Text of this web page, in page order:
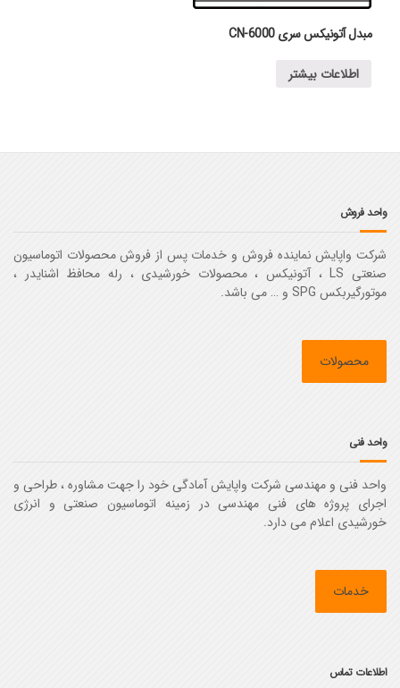
مبدل آتونیکس سری CN-6000
اطلاعات بیشتر
واحد فروش
شرکت واپایش نماینده فروش و خدمات پس از فروش محصولات اتوماسیون
صنعتی LS ، آتونیکس ، محصولات خورشیدی ، رله محافظ اشنایدر ،
موتورگیربکس SPG و … می باشد.
محصولات
واحد فنی
واحد فنی و مهندسی شرکت واپایش آمادگی خود را جهت مشاوره ، طراحی و
اجرای پروژه های فنی مهندسی در زمینه اتوماسیون صنعتی و انرژی
خورشیدی اعلام می دارد.
خدمات
اطلاعات تماس